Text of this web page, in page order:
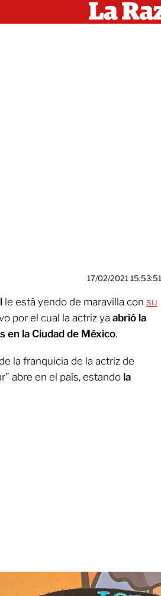
17/02/2021 15:53:51
le está yendo de maravilla con su
por el cual la actriz ya abrió la
en la Ciudad de México.
la franquicia de la actriz de
abre en el país, estando la